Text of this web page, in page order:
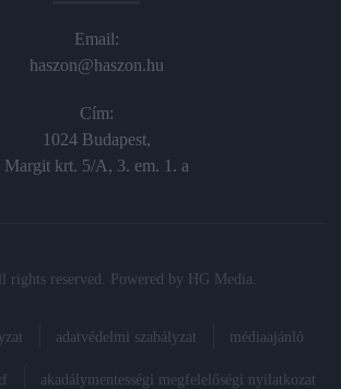
Email:
haszon@haszon.hu
Cím:
1024 Budapest,
Margit krt. 5/A, 3. em. 1. a
rights reserved. Powered by HG Media
adatvédelmi szabályzat médiaajánló
akadálymentességi megfelelőségi nyilatkozat